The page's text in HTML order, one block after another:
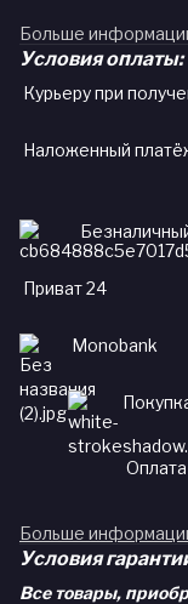
Больше
Условия оплаты:
Курьеру при
Наложенный
Приват 24
Monobank
Больше
Условия
Все товары,